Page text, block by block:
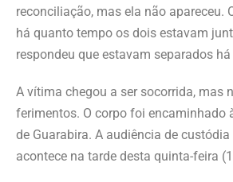
reconciliação, mas ela não apareceu.
há quanto tempo os dois estavam
respondeu que estavam separados
A vítima chegou a ser socorrida, mas
ferimentos. O corpo foi encaminhado
de Guarabira. A audiência de
acontece na tarde desta quinta-feira